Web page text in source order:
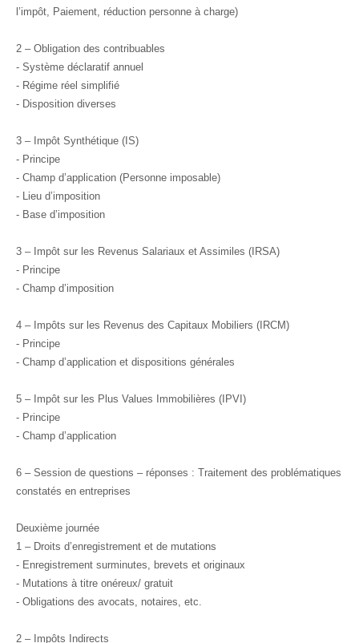
l’impôt, Paiement, réduction personne à charge)
2 – Obligation des contribuables
- Système déclaratif annuel
- Régime réel simplifié
- Disposition diverses
3 – Impôt Synthétique (IS)
- Principe
- Champ d’application (Personne imposable)
- Lieu d’imposition
- Base d’imposition
3 – Impôt sur les Revenus Salariaux et Assimiles (IRSA)
- Principe
- Champ d’imposition
4 – Impôts sur les Revenus des Capitaux Mobiliers (IRCM)
- Principe
- Champ d’application et dispositions générales
5 – Impôt sur les Plus Values Immobilières (IPVI)
- Principe
- Champ d’application
6 – Session de questions – réponses : Traitement des problématiques
constatés en entreprises
Deuxième journée
1 – Droits d’enregistrement et de mutations
- Enregistrement surminutes, brevets et originaux
- Mutations à titre onéreux/ gratuit
- Obligations des avocats, notaires, etc.
2 – Impôts Indirects